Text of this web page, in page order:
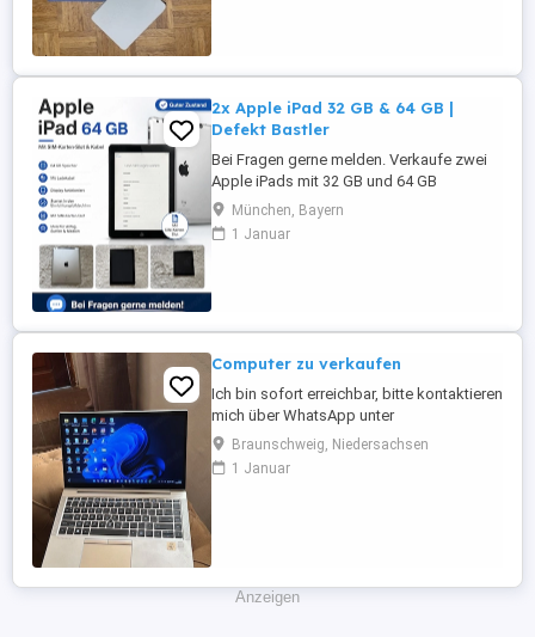
hauptsächlich ...
2x Apple iPad 32 GB & 64 GB |
Defekt Bastler
Bei Fragen gerne melden. Verkaufe zwei
Apple iPads mit 32 GB und 64 GB
Speicher. Beide Geräte befinden sich in
einem gepflegten Zustand mit leichten
Gebrauchsspuren. Die Tasten
München, Bayern
1 Januar
Computer zu verkaufen
Ich bin sofort erreichbar, bitte kontaktieren
mich über WhatsApp unter
Braunschweig, Niedersachsen
1 Januar
Anzeigen